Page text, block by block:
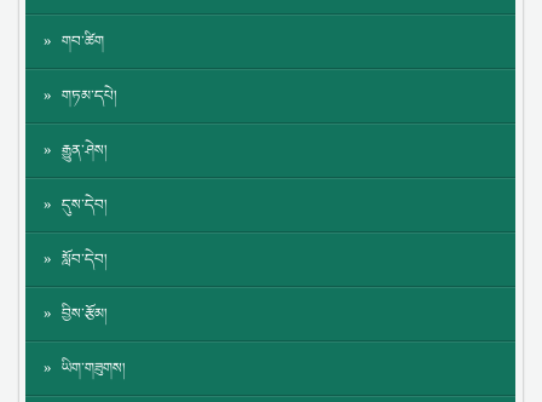
གབ་ཚིག
གཏམ་དཔེ།
རྒྱུན་ཤེས།
དུས་དེབ།
སློབ་དེབ།
བྱིས་རྩོམ།
ཡིག་གཟུགས།